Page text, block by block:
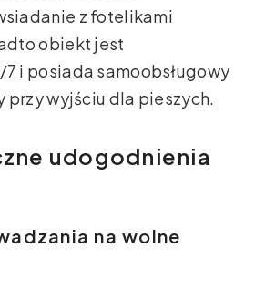
z fotelikami
obiekt jest
i posiada samoobsługowy
przy wyjściu dla pieszych.
udogodnienia
na wolne